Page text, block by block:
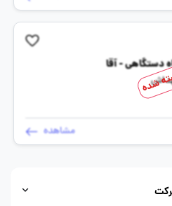
دستگاهی - آقا
مشاهده
شده